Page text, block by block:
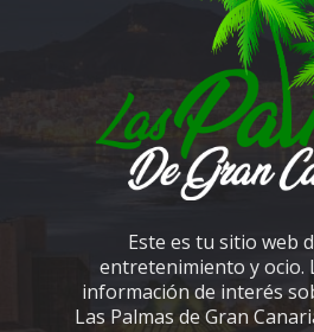
Este es tu sitio web
entretenimiento y ocio.
información de interés
Las Palmas de Gran